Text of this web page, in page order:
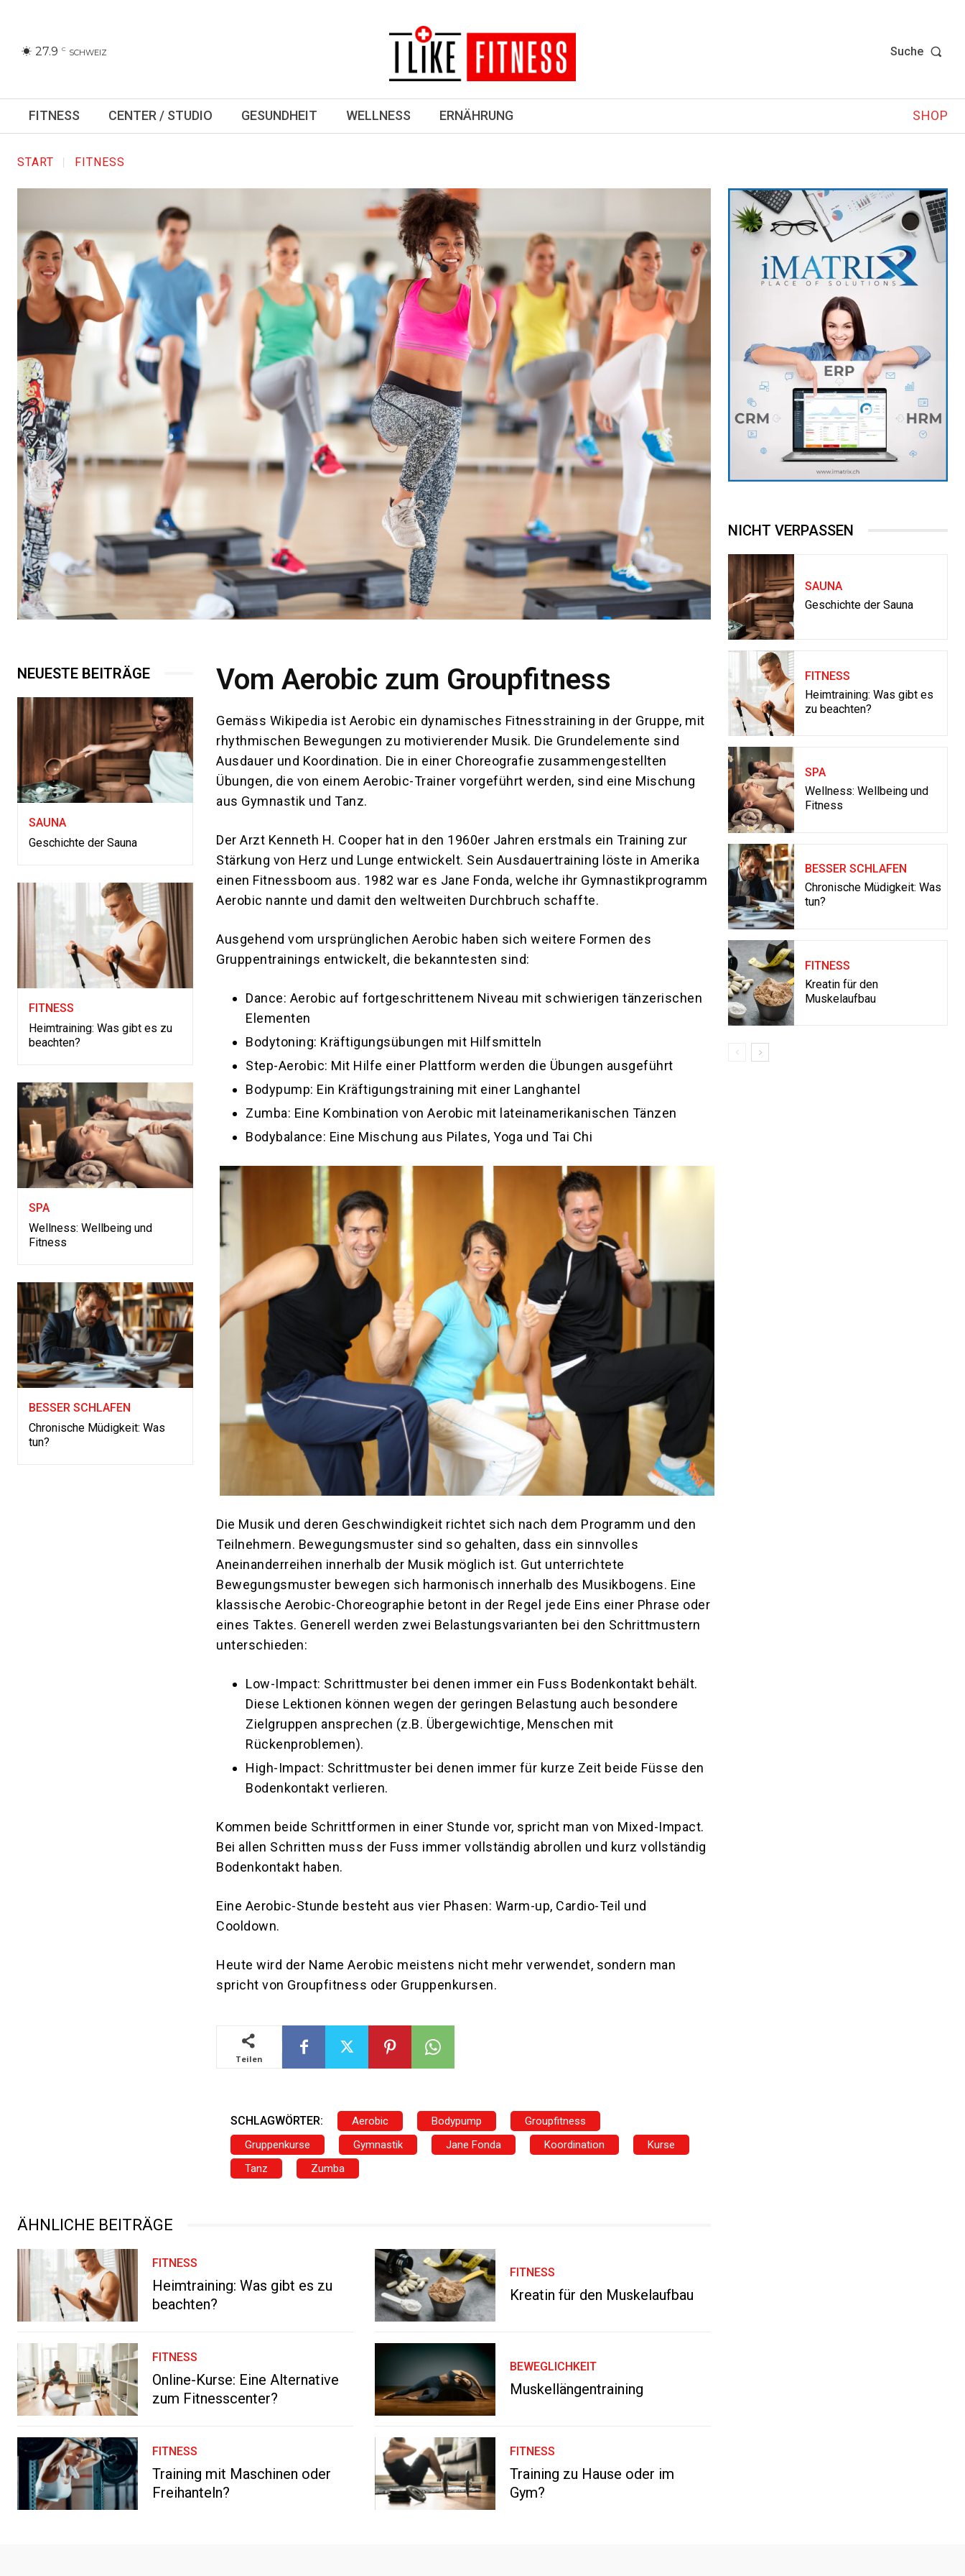
27.9 C SCHWEIZ Suche
FITNESS CENTER / STUDIO GESUNDHEIT WELLNESS ERNÄHRUNG SHOP
START FITNESS
NEUESTE BEITRÄGE
SAUNA
Geschichte der Sauna
FITNESS
Heimtraining: Was gibt es zu
beachten?
SPA
Wellness: Wellbeing und
Fitness
BESSER SCHLAFEN
Chronische Müdigkeit: Was
tun?
Vom Aerobic zum Groupfitness
Gemäss Wikipedia ist Aerobic ein dynamisches Fitnesstraining in der Gruppe, mit
rhythmischen Bewegungen zu motivierender Musik. Die Grundelemente sind
Ausdauer und Koordination. Die in einer Choreografie zusammengestellten
Übungen, die von einem Aerobic-Trainer vorgeführt werden, sind eine Mischung
aus Gymnastik und Tanz.
Der Arzt Kenneth H. Cooper hat in den 1960er Jahren erstmals ein Training zur
Stärkung von Herz und Lunge entwickelt. Sein Ausdauertraining löste in Amerika
einen Fitnessboom aus. 1982 war es Jane Fonda, welche ihr Gymnastikprogramm
Aerobic nannte und damit den weltweiten Durchbruch schaffte.
Ausgehend vom ursprünglichen Aerobic haben sich weitere Formen des
Gruppentrainings entwickelt, die bekanntesten sind:
Dance: Aerobic auf fortgeschrittenem Niveau mit schwierigen tänzerischen
Elementen
Bodytoning: Kräftigungsübungen mit Hilfsmitteln
Step-Aerobic: Mit Hilfe einer Plattform werden die Übungen ausgeführt
Bodypump: Ein Kräftigungstraining mit einer Langhantel
Zumba: Eine Kombination von Aerobic mit lateinamerikanischen Tänzen
Bodybalance: Eine Mischung aus Pilates, Yoga und Tai Chi
Die Musik und deren Geschwindigkeit richtet sich nach dem Programm und den
Teilnehmern. Bewegungsmuster sind so gehalten, dass ein sinnvolles
Aneinanderreihen innerhalb der Musik möglich ist. Gut unterrichtete
Bewegungsmuster bewegen sich harmonisch innerhalb des Musikbogens. Eine
klassische Aerobic-Choreographie betont in der Regel jede Eins einer Phrase oder
eines Taktes. Generell werden zwei Belastungsvarianten bei den Schrittmustern
unterschieden:
Low-Impact: Schrittmuster bei denen immer ein Fuss Bodenkontakt behält.
Diese Lektionen können wegen der geringen Belastung auch besondere
Zielgruppen ansprechen (z.B. Übergewichtige, Menschen mit
Rückenproblemen).
High-Impact: Schrittmuster bei denen immer für kurze Zeit beide Füsse den
Bodenkontakt verlieren.
Kommen beide Schrittformen in einer Stunde vor, spricht man von Mixed-Impact.
Bei allen Schritten muss der Fuss immer vollständig abrollen und kurz vollständig
Bodenkontakt haben.
Eine Aerobic-Stunde besteht aus vier Phasen: Warm-up, Cardio-Teil und
Cooldown.
Heute wird der Name Aerobic meistens nicht mehr verwendet, sondern man
spricht von Groupfitness oder Gruppenkursen.
Teilen
SCHLAGWÖRTER: Aerobic Bodypump
Groupfitness
Gruppenkurse
Gymnastik Jane Fonda Koordination
Kurse
Tanz
Zumba
ÄHNLICHE BEITRÄGE
FITNESS
Heimtraining: Was gibt es zu
beachten?
FITNESS
Kreatin für den Muskelaufbau
FITNESS
Online-Kurse: Eine Alternative
zum Fitnesscenter?
BEWEGLICHKEIT
Muskellängentraining
FITNESS
Training mit Maschinen oder
Freihanteln?
FITNESS
Training zu Hause oder im
Gym?
NICHT VERPASSEN
SAUNA
Geschichte der Sauna
FITNESS
Heimtraining: Was gibt es
zu beachten?
SPA
Wellness: Wellbeing und
Fitness
BESSER SCHLAFEN
Chronische Müdigkeit: Was
tun?
FITNESS
Kreatin für den
Muskelaufbau